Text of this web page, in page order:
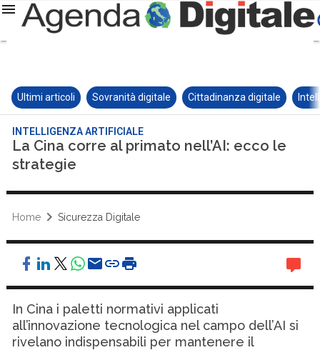
Ultimi articoli Sovranità digitale Cittadinanza digitale
INTELLIGENZA ARTIFICIALE
La Cina corre al primato nell’AI: ecco le
strategie
Home Sicurezza Digitale
In Cina i paletti normativi applicati
all’innovazione tecnologica nel campo dell’AI si
rivelano indispensabili per mantenere il